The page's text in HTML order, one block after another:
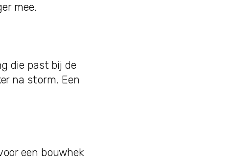
mee.
die past bij de
na storm. Een
een bouwhek